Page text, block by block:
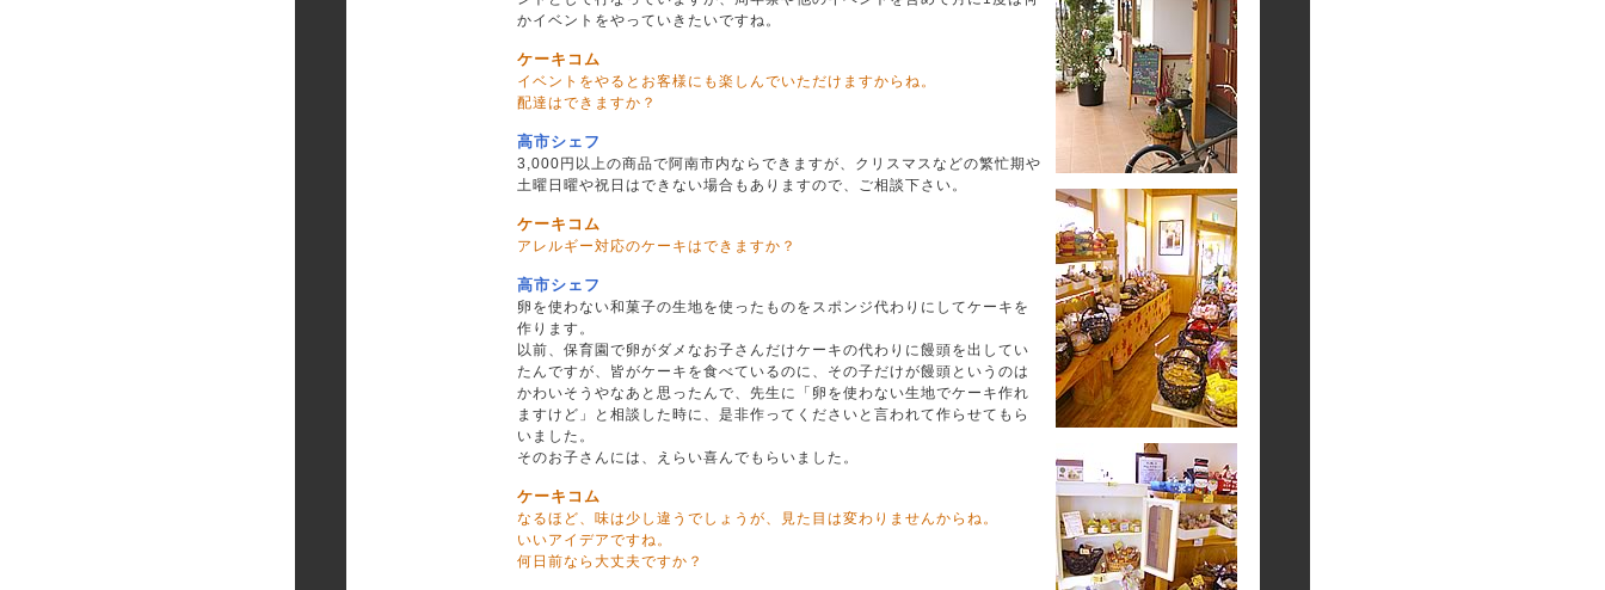
かイベントをやっていきたいですね。
ケーキコム
イベントをやるとお客様にも楽しんでいただけますからね。
配達はできますか？
高市シェフ
3,000円以上の商品で阿南市内ならできますが、クリスマスなどの繁忙期や
土曜日曜や祝日はできない場合もありますので、ご相談下さい。
ケーキコム
アレルギー対応のケーキはできますか？
高市シェフ
卵を使わない和菓子の生地を使ったものをスポンジ代わりにしてケーキを
作ります。
以前、保育園で卵がダメなお子さんだけケーキの代わりに饅頭を出してい
たんですが、皆がケーキを食べているのに、その子だけが饅頭というのは
かわいそうやなあと思ったんで、先生に「卵を使わない生地でケーキ作れ
ますけど」と相談した時に、是非作ってくださいと言われて作らせてもら
いました。
そのお子さんには、えらい喜んでもらいました。
ケーキコム
なるほど、味は少し違うでしょうが、見た目は変わりませんからね。
いいアイデアですね。
何日前なら大丈夫ですか？